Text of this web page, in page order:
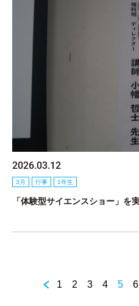
2026.03.12
3月 行事 1年生
「体験型サイエンスショー」を
1 2 3 4 5 6